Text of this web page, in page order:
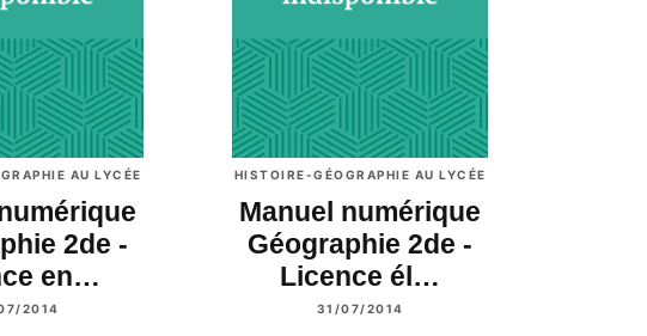
AU LYCÉE
2de -
en…
2014
HISTOIRE-GÉOGRAPHIE AU LYCÉE
Manuel numérique
Géographie 2de -
Licence él…
31/07/2014